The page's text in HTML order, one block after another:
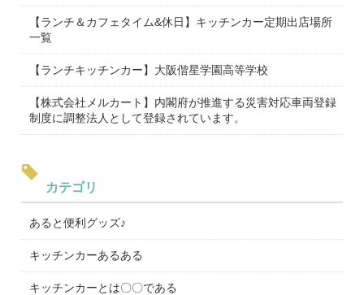
【ランチ＆カフェタイム&休日】キッチンカー定期出店場所
一覧
【ランチキッチンカー】大阪偕星学園高等学校
【株式会社メルカート】内閣府が推進する災害対応車両登録
制度に調整法人として登録されています。
カテゴリ
あると便利グッズ♪
キッチンカーあるある
キッチンカーとは〇〇である